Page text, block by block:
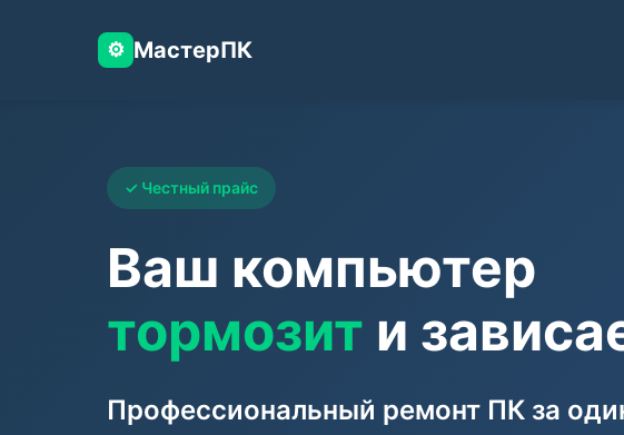
⚙️ МастерПК
✓ Честный прайс
Ваш компьютер
тормозит и
Профессиональный ремонт ПК за